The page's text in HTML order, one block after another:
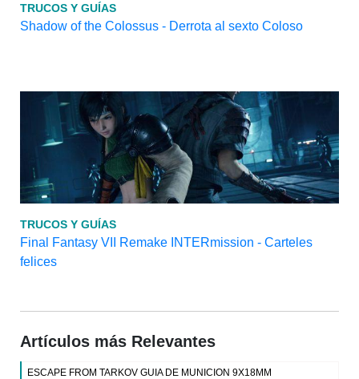
TRUCOS Y GUÍAS
Shadow of the Colossus - Derrota al sexto Coloso
TRUCOS Y GUÍAS
Final Fantasy VII Remake INTERmission - Carteles
felices
Artículos más Relevantes
ESCAPE FROM TARKOV GUIA DE MUNICION 9X18MM